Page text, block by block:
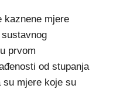
kaznene mjere
prvom
od stupanja
su mjere koje su